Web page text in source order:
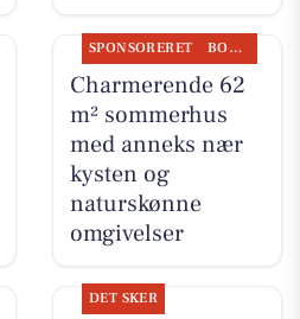
SPONSORERET BOLIGMARKED
Charmerende 62
m² sommerhus
med anneks nær
kysten og
naturskønne
omgivelser
DET SKER